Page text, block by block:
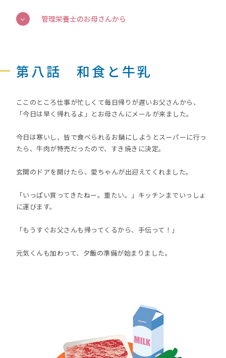
管理栄養士のお母さんから
第八話 和食と牛乳
ここのところ仕事が忙しくて毎日帰りが遅いお父さんから、
「今日は早く帰れるよ」とお母さんにメールが来ました。
今日は寒いし、皆で食べられるお鍋にしようとスーパーに行っ
たら、牛肉が特売だったので、すき焼きに決定。
玄関のドアを開けたら、愛ちゃんが出迎えてくれました。
「いっぱい買ってきたねー。重たい。」キッチンまでいっしょ
に運びます。
「もうすぐお父さんも帰ってくるから、手伝って！」
元気くんも加わって、夕飯の準備が始まりました。